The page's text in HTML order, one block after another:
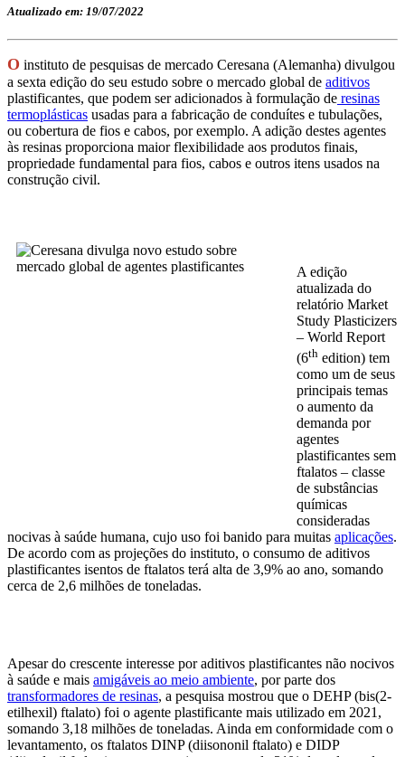
Atualizado em: 19/07/2022
O instituto de pesquisas de mercado Ceresana (Alemanha) divulgou
a sexta edição do seu estudo sobre o mercado global de aditivos
plastificantes, que podem ser adicionados à formulação de resinas
termoplásticas usadas para a fabricação de conduítes e tubulações,
ou cobertura de fios e cabos, por exemplo. A adição destes agentes
às resinas proporciona maior flexibilidade aos produtos finais,
propriedade fundamental para fios, cabos e outros itens usados na
construção civil.
A edição
atualizada do
relatório Market
Study Plasticizers
– World Report
(6th edition) tem
como um de seus
principais temas
o aumento da
demanda por
agentes
plastificantes sem
ftalatos – classe
de substâncias
químicas
consideradas
nocivas à saúde humana, cujo uso foi banido para muitas aplicações.
De acordo com as projeções do instituto, o consumo de aditivos
plastificantes isentos de ftalatos terá alta de 3,9% ao ano, somando
cerca de 2,6 milhões de toneladas.
Apesar do crescente interesse por aditivos plastificantes não nocivos
à saúde e mais amigáveis ao meio ambiente, por parte dos
transformadores de resinas, a pesquisa mostrou que o DEHP (bis(2-
etilhexil) ftalato) foi o agente plastificante mais utilizado em 2021,
somando 3,18 milhões de toneladas. Ainda em conformidade com o
levantamento, os ftalatos DINP (diisononil ftalato) e DIDP